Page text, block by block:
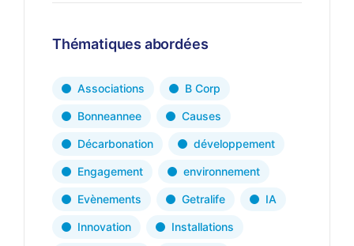
Thématiques abordées
Associations B Corp
Bonneannee Causes
Décarbonation développement
Engagement environnement
Evènements Getralife IA
Innovation Installations